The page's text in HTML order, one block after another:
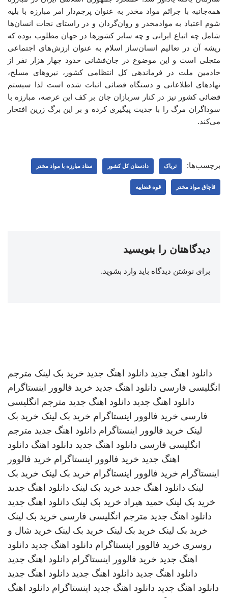
همه‌جانبه با جرائم مواد مخدر به عنوان پرچم‌دار امر مبارزه با بلیه
شوم اعتیاد به موادمخدر و روان‌گردان و در راستای نجات انسان‌ها
شامل چه اتباع ایرانی و چه سایر کشورها در جهان مطلوب بوده که
ریشه آن در تعالیم انسان‌ساز اسلام به عنوان ارزش‌های اجتماعی
متجلی است و این موضوع در جان‌فشانی حدود چهار هزار نفر از
خادمین ملت در فرماندهی کل انتظامی کشور، نیروهای مسلح،
نهادهای اطلاعاتی و دستگاه قضائی اثبات شده است لذا سیستم
قضائی کشور نیز در کنار سربازان جان بر کف این عرصه، مبارزه با
سوداگران مرگ را با جدیت پیگیری کرده و بر این برگ زرین افتخار
می‌کند.
برچسب‌ها: تریاک دادستان کل کشور ستاد مبارزه با مواد مخدر
قاچاق مواد مخدر قوه قضاییه
دیدگاهتان را بنویسید
برای نوشتن دیدگاه باید وارد بشوید.
دانلود اهنگ جدید دانلود اهنگ جدید خرید بک لینک مترجم
انگلیسی فارسی دانلود اهنگ جدید خرید فالوور اینستاگرام
دانلود اهنگ جدید دانلود اهنگ جدید مترجم انگلیسی
فارسی خرید فالوور اینستاگرام خرید بک لینک خرید بک
لینک خرید فالوور اینستاگرام دانلود اهنگ جدید مترجم
انگلیسی فارسی دانلود اهنگ جدید دانلود اهنگ دانلود
اهنگ جدید خرید فالوور اینستاگرام خرید فالوور
اینستاگرام خرید فالوور اینستاگرام خرید بک لینک خرید بک
لینک دانلود اهنگ جدید خرید بک لینک دانلود اهنگ جدید
خرید بک لینک حمید هیراد خرید بک لینک دانلود اهنگ جدید
دانلود اهنگ جدید مترجم انگلیسی فارسی خرید بک لینک
خرید بک لینک خرید بک لینک خرید بک لینک خرید شال و
روسری خرید فالوور اینستاگرام دانلود اهنگ جدید دانلود
اهنگ جدید خرید فالوور اینستاگرام دانلود اهنگ جدید
دانلود اهنگ جدید دانلود اهنگ جدید دانلود اهنگ جدید
دانلود اهنگ جدید دانلود اهنگ جدید اینستاگرام دانلود اهنگ